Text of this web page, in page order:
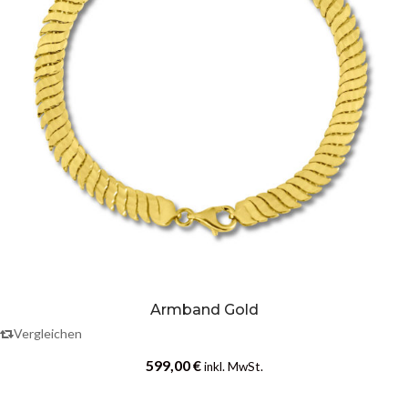
Armband Gold
Vergleichen
599,00€ inkl. MwSt.